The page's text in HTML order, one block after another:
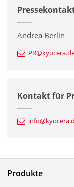
Unternehmen
Drucker /
Feinkeramik-
Automotive
Elektronische
Andrea Berlin
Kontakt für
Produkte